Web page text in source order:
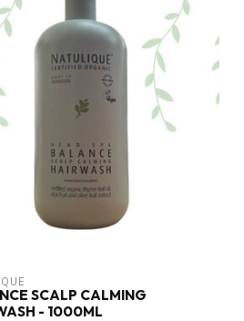
SCALP CALMING
- 1000ML